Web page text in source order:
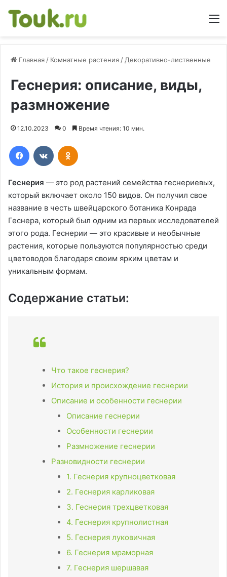
Главная / Комнатные растения / Декоративно-лиственные
Геснерия: описание, виды,
размножение
12.10.2023 0 Время чтения: 10 мин.
Геснерия — это род растений семейства геснериевых,
который включает около 150 видов. Он получил свое
название в честь швейцарского ботаника Конрада
Геснера, который был одним из первых исследователей
этого рода. Геснерии — это красивые и необычные
растения, которые пользуются популярностью среди
цветоводов благодаря своим ярким цветам и
уникальным формам.
Содержание статьи:
Что такое геснерия?
История и происхождение геснерии
Описание и особенности геснерии
Описание геснерии
Особенности геснерии
Размножение геснерии
Разновидности геснерии
1. Геснерия крупноцветковая
2. Геснерия карликовая
3. Геснерия трехцветковая
4. Геснерия крупнолистная
5. Геснерия луковичная
6. Геснерия мраморная
7. Геснерия шершавая